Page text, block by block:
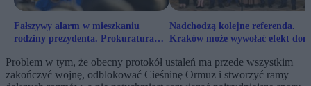
Fałszywy alarm w mieszkaniu
rodziny prezydenta. Prokuratura
Nadchodzą kolejne referenda.
Kraków może wywołać efekt
Problem w tym, że obecny protokół ustaleń ma przede wszystkim
zakończyć wojnę, odblokować Cieśninę Ormuz i stworzyć ramy